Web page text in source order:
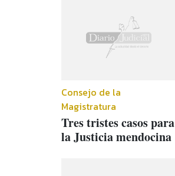
Consejo de la
Magistratura
Tres tristes casos para
la Justicia mendocina